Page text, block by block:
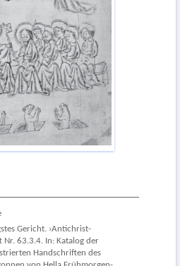
Gericht. ›Antichrist-
Nr. 63.3.4. In: Katalog der
Handschriften des